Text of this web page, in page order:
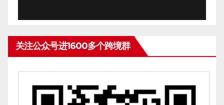
关注公众号进1600多个跨境群